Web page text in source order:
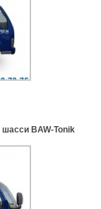
шасси BAW-Tonik